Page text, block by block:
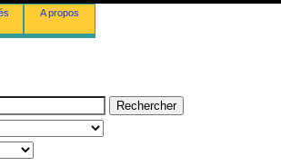
A propos